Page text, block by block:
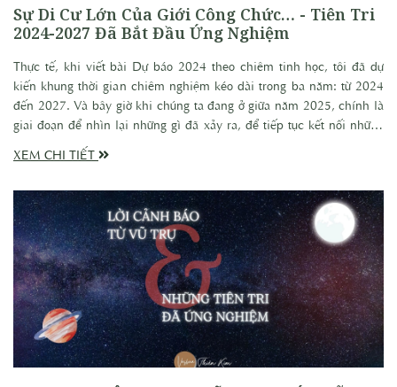
Sự Di Cư Lớn Của Giới Công Chức… - Tiên Tri
2024-2027 Đã Bắt Đầu Ứng Nghiệm
Thực tế, khi viết bài Dự báo 2024 theo chiêm tinh học, tôi đã dự
kiến khung thời gian chiêm nghiệm kéo dài trong ba năm: từ 2024
đến 2027. Và bây giờ khi chúng ta đang ở giữa năm 2025, chính là
giai đoạn để nhìn lại những gì đã xảy ra, để tiếp tục kết nối những
mắt xích còn dang dở. “Sự thật, cũng như ánh sáng, đôi khi cần thời
gian để rọi khắp màn đêm của định kiến.”
XEM CHI TIẾT